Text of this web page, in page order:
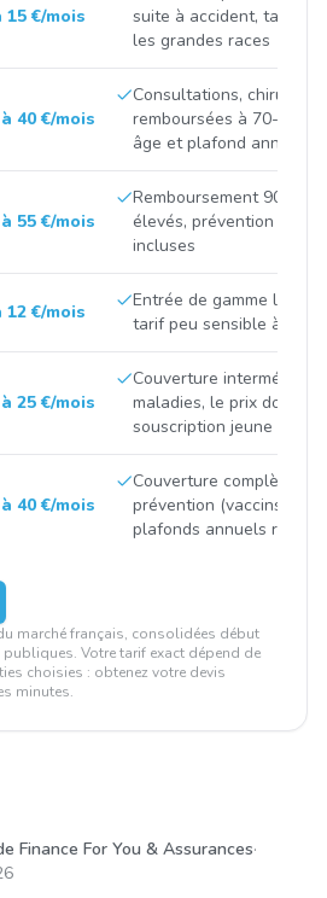
15 €/mois
suite à accident, tarif
les grandes races
40 €/mois
Consultations,
remboursées à 70-90
âge et plafond annuel
55 €/mois
Remboursement 90-100
élevés, prévention et
incluses
12 €/mois
Entrée de gamme
tarif peu sensible à la
25 €/mois
Couverture
maladies, le prix double
souscription jeune et
40 €/mois
Couverture complète
prévention (vaccins,
plafonds annuels
marché français, consolidées début
Votre tarif exact dépend de
choisies : obtenez votre devis
minutes.
Finance For You & Assurances·